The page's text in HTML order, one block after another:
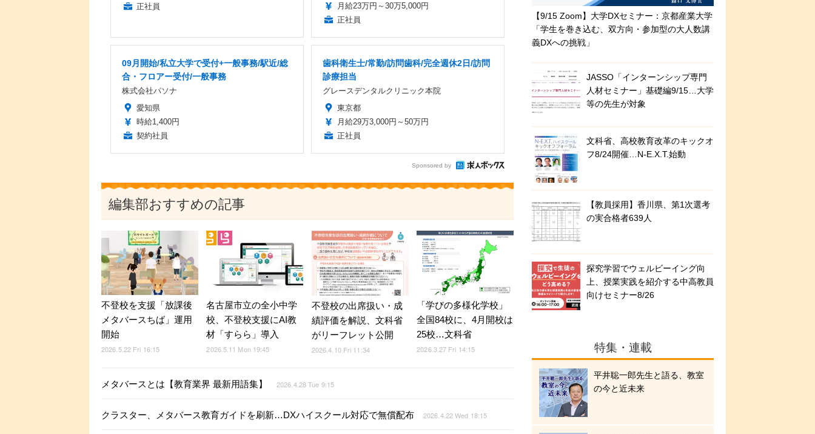
正社員
月給23万円～30万5,000円
正社員
09月開始/私立大学で受付+一般事務/駅近/総
合・フロアー受付/一般事務
株式会社パソナ
愛知県
時給1,400円
契約社員
歯科衛生士/常勤/訪問歯科/完全週休2日/訪問
診療担当
グレースデンタルクリニック本院
東京都
月給29万3,000円～50万円
正社員
Sponsored by
編集部おすすめの記事
不登校を支援「放課後
メタバースちば」運用
開始
2026.5.22 Fri 16:15
名古屋市立の全小中学
校、不登校支援にAI教
材「すらら」導入
2026.5.11 Mon 19:45
不登校の出席扱い・成
績評価を解説、文科省
がリーフレット公開
2026.4.10 Fri 11:34
「学びの多様化学校」
全国84校に、4月開校は
25校…文科省
2026.3.27 Fri 14:15
メタバースとは【教育業界 最新用語集】 2026.4.28 Tue 9:15
クラスター、メタバース教育ガイドを刷新…DXハイスクール対応で無償配布 2026.4.22 Wed 18:15
【9/15 Zoom】大学DXセミナー：京都産業大学
「学生を巻き込む、双方向・参加型の大人数講
義DXへの挑戦」
JASSO「インターンシップ専門
人材セミナー」基礎編9/15…大学
等の先生が対象
文科省、高校教育改革のキックオ
フ8/24開催…N-E.X.T.始動
【教員採用】香川県、第1次選考
の実合格者639人
探究学習でウェルビーイング向
上、授業実践を紹介する中高教員
向けセミナー8/26
特集・連載
平井聡一郎先生と語る、教室
の今と近未来